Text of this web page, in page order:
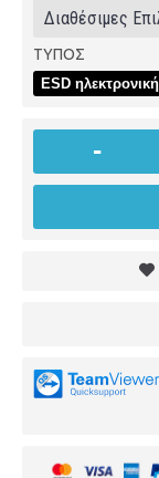
Διαθέσιμες
ΤΥΠΟΣ
ESD
-